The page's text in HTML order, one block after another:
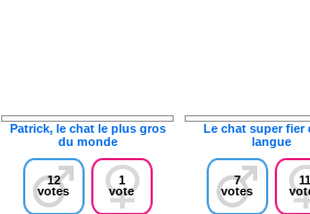
Patrick, le chat le plus gros
du monde
12
votes
1
vote
Le chat super fier
langue
7
votes
11